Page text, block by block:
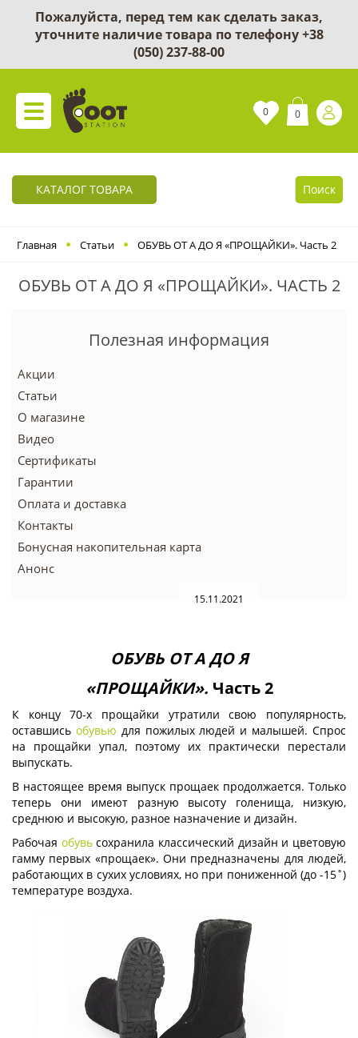
Пожалуйста, перед тем как сделать заказ,
уточните наличие товара по телефону+38
(050) 237-88-00
0 0
КАТАЛОГ ТОВАРА Поиск
Главная Статьи ОБУВЬ ОТ А ДО Я «ПРОЩАЙКИ». Часть 2
ОБУВЬ ОТ А ДО Я «ПРОЩАЙКИ». ЧАСТЬ 2
Полезная информация
Акции
Статьи
О магазине
Видео
Сертификаты
Гарантии
Оплата и доставка
Контакты
Бонусная накопительная карта
Анонс
15.11.2021
ОБУВЬ ОТ А ДО Я
«ПРОЩАЙКИ». Часть 2
К концу 70-х прощайки утратили свою популярность,
оставшись обувью для пожилых людей и малышей. Спрос
на прощайки упал, поэтому их практически перестали
выпускать.
В настоящее время выпуск прощаек продолжается. Только
теперь они имеют разную высоту голенища, низкую,
среднюю и высокую, разное назначение и дизайн.
Рабочая обувьсохранила классический дизайн и цветовую
гамму первых «прощаек». Они предназначены для людей,
работающих в сухих условиях, но при пониженной (до -15˚)
температуре воздуха.